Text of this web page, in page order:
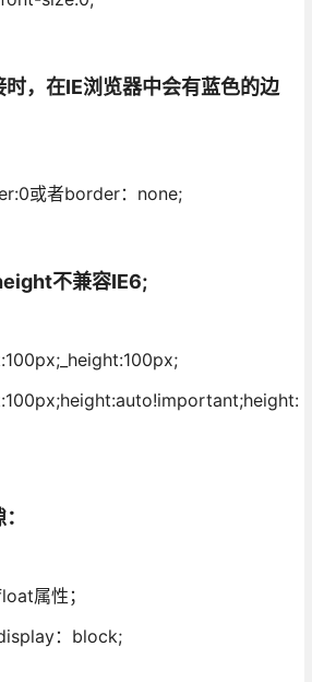
，在IE浏览器中会有蓝色的边
或者border：none;
不兼容IE6;
属性；
：block;